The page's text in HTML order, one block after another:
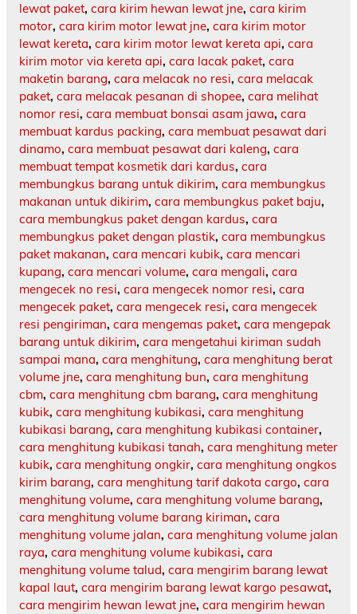
lewat paket, cara kirim hewan lewat jne, cara kirim
motor, cara kirim motor lewat jne, cara kirim motor
lewat kereta, cara kirim motor lewat kereta api, cara
kirim motor via kereta api, cara lacak paket, cara
maketin barang, cara melacak no resi, cara melacak
paket, cara melacak pesanan di shopee, cara melihat
nomor resi, cara membuat bonsai asam jawa, cara
membuat kardus packing, cara membuat pesawat dari
dinamo, cara membuat pesawat dari kaleng, cara
membuat tempat kosmetik dari kardus, cara
membungkus barang untuk dikirim, cara membungkus
makanan untuk dikirim, cara membungkus paket baju,
cara membungkus paket dengan kardus, cara
membungkus paket dengan plastik, cara membungkus
paket makanan, cara mencari kubik, cara mencari
kupang, cara mencari volume, cara mengali, cara
mengecek no resi, cara mengecek nomor resi, cara
mengecek paket, cara mengecek resi, cara mengecek
resi pengiriman, cara mengemas paket, cara mengepak
barang untuk dikirim, cara mengetahui kiriman sudah
sampai mana, cara menghitung, cara menghitung berat
volume jne, cara menghitung bun, cara menghitung
cbm, cara menghitung cbm barang, cara menghitung
kubik, cara menghitung kubikasi, cara menghitung
kubikasi barang, cara menghitung kubikasi container,
cara menghitung kubikasi tanah, cara menghitung meter
kubik, cara menghitung ongkir, cara menghitung ongkos
kirim barang, cara menghitung tarif dakota cargo, cara
menghitung volume, cara menghitung volume barang,
cara menghitung volume barang kiriman, cara
menghitung volume jalan, cara menghitung volume jalan
raya, cara menghitung volume kubikasi, cara
menghitung volume talud, cara mengirim barang lewat
kapal laut, cara mengirim barang lewat kargo pesawat,
cara mengirim hewan lewat jne, cara mengirim hewan